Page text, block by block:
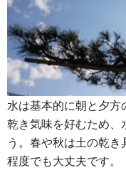
水は基本的に朝と夕方
乾き気味を好むため、
う。春や秋は土の乾
程度でも大丈夫です。